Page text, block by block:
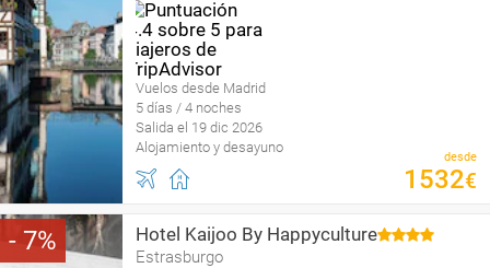
Vuelos desde Madrid
5 días / 4 noches
Salida el 19 dic 2026
Alojamiento y desayuno
desde
1532€
7 Hotel Kaijoo By Happyculture
Estrasburgo